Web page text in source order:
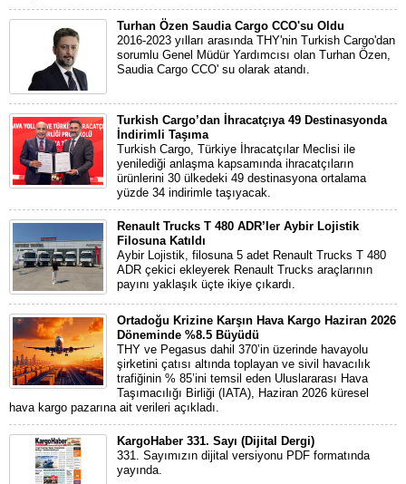
Turhan Özen Saudia Cargo CCO'su Oldu
2016-2023 yılları arasında THY'nin Turkish Cargo'dan
sorumlu Genel Müdür Yardımcısı olan Turhan Özen,
Saudia Cargo CCO' su olarak atandı.
Turkish Cargo’dan İhracatçıya 49 Destinasyonda
İndirimli Taşıma
Turkish Cargo, Türkiye İhracatçılar Meclisi ile
yenilediği anlaşma kapsamında ihracatçıların
ürünlerini 30 ülkedeki 49 destinasyona ortalama
yüzde 34 indirimle taşıyacak.
Renault Trucks T 480 ADR’ler Aybir Lojistik
Filosuna Katıldı
Aybir Lojistik, filosuna 5 adet Renault Trucks T 480
ADR çekici ekleyerek Renault Trucks araçlarının
payını yaklaşık üçte ikiye çıkardı.
Ortadoğu Krizine Karşın Hava Kargo Haziran 2026
Döneminde %8.5 Büyüdü
THY ve Pegasus dahil 370’in üzerinde havayolu
şirketini çatısı altında toplayan ve sivil havacılık
trafiğinin % 85’ini temsil eden Uluslararası Hava
Taşımacılığı Birliği (IATA), Haziran 2026 küresel
hava kargo pazarına ait verileri açıkladı.
KargoHaber 331. Sayı (Dijital Dergi)
331. Sayımızın dijital versiyonu PDF formatında
yayında.